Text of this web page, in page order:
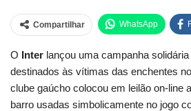
Compartilhar WhatsApp
O Inter lançou uma campanha
destinados às vítimas das enchentes no
clube gaúcho colocou em leilão on-line
barro usadas simbolicamente no jogo